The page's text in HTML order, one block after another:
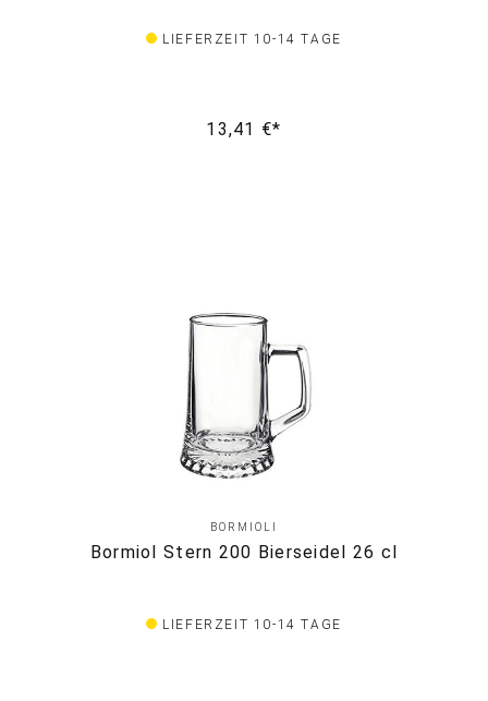
LIEFERZEIT 10-14 TAGE
13,41 €*
BORMIOLI
Bormiol Stern 200 Bierseidel 26 cl
LIEFERZEIT 10-14 TAGE